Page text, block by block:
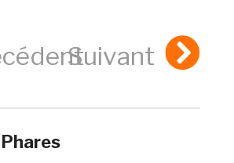
Suivant